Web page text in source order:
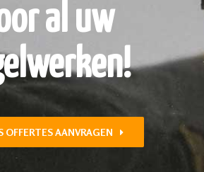
al uw
OFFERTES AANVRAGEN